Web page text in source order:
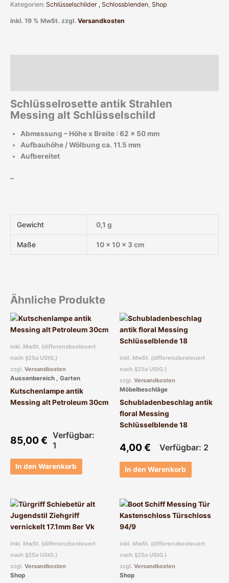
Kategorien: Schlüsselschilder , Schlossblenden, Shop
inkl. 19 % MwSt. zzgl. Versandkosten
Schlüsselrosette antik Strahlen
Messing alt Schlüsselschild
Abmessung – Höhe x Breite : 62 x 50 mm
Aufbauhöhe / Wölbung ca. 11.5 mm
Aufbereitet
–
Gewicht 0,1 g
Maße 10 × 10 × 3 cm
Ähnliche Produkte
inkl. MwSt. (differenzbesteuert
nach §25a UStG.)
zzgl. Versandkosten
Aussenbereich , Garten
Kutschenlampe antik
Messing alt Petroleum 30cm
85,00€ Verfügbar:
1
In den Warenkorb
inkl. MwSt. (differenzbesteuert
nach §25a UStG.)
zzgl. Versandkosten
Möbelbeschläge
Schubladenbeschlag antik
floral Messing
Schlüsselblende 18
4,00€ Verfügbar: 2
In den Warenkorb
inkl. MwSt. (differenzbesteuert
nach §25a UStG.)
zzgl. Versandkosten
Shop
inkl. MwSt. (differenzbesteuert
nach §25a UStG.)
zzgl. Versandkosten
Shop